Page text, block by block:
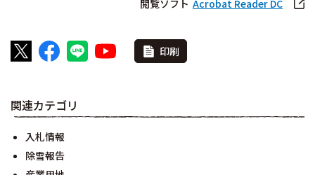
閲覧ソフト Acrobat Reader DC
印刷
関連カテゴリ
入札情報
除雪報告